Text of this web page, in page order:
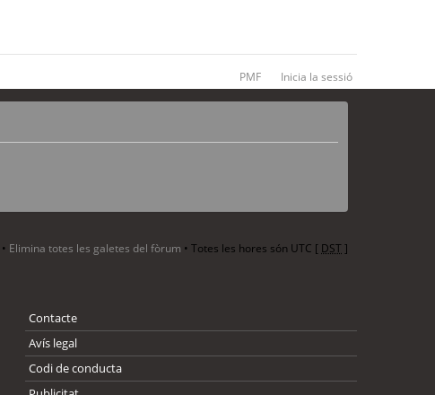
PMF Inicia la sessió
• Elimina totes les galetes del fòrum • Totes les hores són UTC [ DST]
Contacte
Avís legal
Codi de conducta